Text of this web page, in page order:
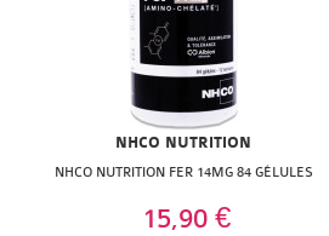
NHCO NUTRITION
NHCO NUTRITION FER 14MG 84 GÉLULES
15,90 €